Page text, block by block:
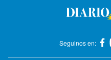
Seguinos en: